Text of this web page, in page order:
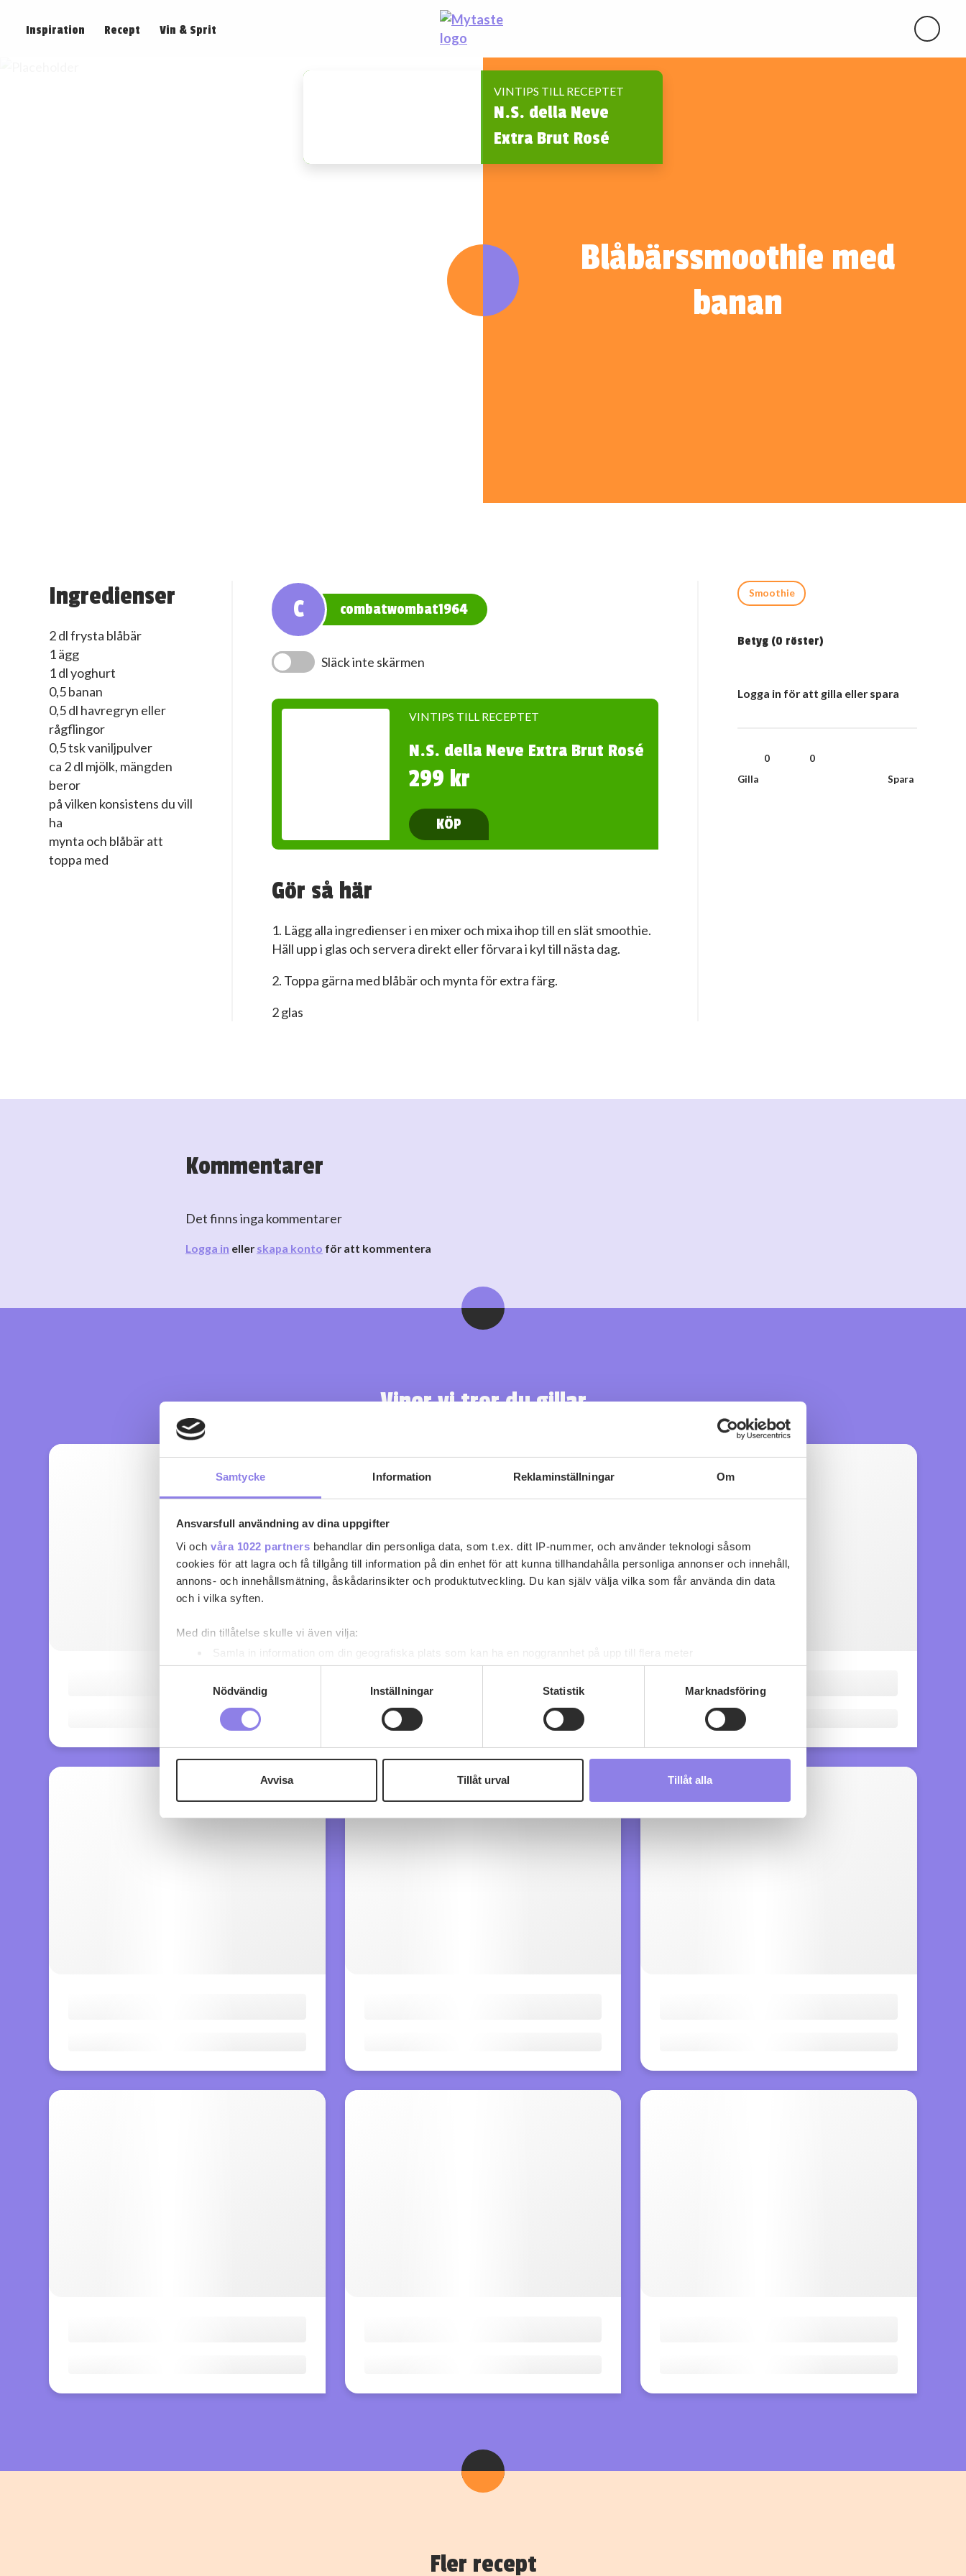
Samtycke Information Reklaminställningar Om
Ansvarsfull användning av dina uppgifter
Vi och våra 1022 partners behandlar din personliga data, som t.ex. ditt IP-nummer, och använder teknologi såsom
cookies för att lagra och få tillgång till information på din enhet för att kunna tillhandahålla personliga annonser och innehåll,
annons- och innehållsmätning, åskådarinsikter och produktutveckling. Du kan själv välja vilka som får använda din data
och i vilka syften.
Med din tillåtelse skulle vi även vilja:
Samla in information om din geografiska plats som kan ha en noggrannhet på upp till flera meter
Identifiera din enhet genom att aktivt skanna den för specifika kännetecken (fingeravtryck)
Ta reda på mer om hur dina personliga uppgifter behandlas och ställ in dina preferenser i
detaljsektionen. Du kan ändra
eller dra tillbaka ditt samtycke när som helst från cookie-förklaringen.
eller äldre. Genom att besöka webbplatsen intygar du att du är 25 år eller äldre.
Nödvändig
Inställningar Statistik Marknadsföring
Avvisa Tillåt urval Tillåt alla
Inspiration Recept Vin & Sprit
VINTIPS TILL RECEPTET
N.S. della Neve
Extra Brut Rosé
Blåbärssmoothie med
banan
Ingredienser
2 dl frysta blåbär
1 ägg
1 dl yoghurt
0,5 banan
0,5 dl havregryn eller
rågflingor
0,5 tsk vaniljpulver
ca 2 dl mjölk, mängden
beror
på vilken konsistens du vill
ha
mynta och blåbär att
toppa med
C combatwombat1964
Släck inte skärmen
VINTIPS TILL RECEPTET
N.S. della Neve Extra Brut Rosé
299 kr
KÖP
Gör så här
1. Lägg alla ingredienser i en mixer och mixa ihop till en slät smoothie.
Häll upp i glas och servera direkt eller förvara i kyl till nästa dag.
2. Toppa gärna med blåbär och mynta för extra färg.
2 glas
Smoothie
Betyg (0 röster)
Logga in för att gilla eller spara
0 0
Kommentarer
Det finns inga kommentarer
Logga in eller skapa konto för att kommentera
Viner vi tror du gillar
Fler recept